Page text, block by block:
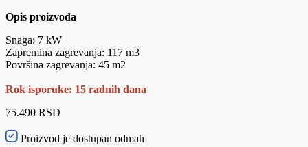
Opis proizvoda
Snaga: 7 kW
Zapremina zagrevanja: 117 m3
Površina zagrevanja: 45 m2
Rok isporuke: 15 radnih dana
75.490 RSD
Proizvod je dostupan odmah